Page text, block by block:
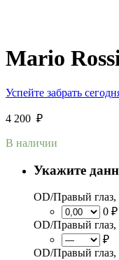
Mario
Успейте забрать
4 200 ₽
В наличии
Укажите
OD/Правый глаз,
0 ₽
OD/Правый глаз,
₽
OD/Правый